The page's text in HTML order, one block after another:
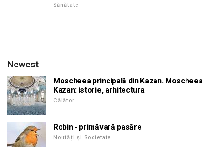
Sănătate
Newest
Moscheea principală din Kazan. Moscheea
Kazan: istorie, arhitectura
Călător
Robin - primăvară pasăre
Noutăți și Societate